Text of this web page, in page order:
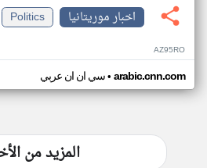
اخبار موريتانيا
Politics
AZ95RO
سي ان ان عربي• arabic.cnn.com
المزيد من